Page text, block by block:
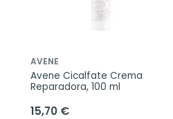
AVENE
Avene Cicalfate Crema
Reparadora, 100 ml
15,70 €